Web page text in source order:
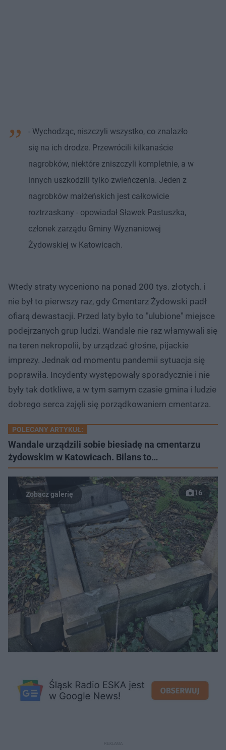
- Wychodząc, niszczyli wszystko, co znalazło
się na ich drodze. Przewrócili kilkanaście
nagrobków, niektóre zniszczyli kompletnie, a w
innych uszkodzili tylko zwieńczenia. Jeden z
nagrobków małżeńskich jest całkowicie
roztrzaskany - opowiadał Sławek Pastuszka,
członek zarządu Gminy Wyznaniowej
Żydowskiej w Katowicach.
Wtedy straty wyceniono na ponad 200 tys. złotych. i
nie był to pierwszy raz, gdy Cmentarz Żydowski padł
ofiarą dewastacji. Przed laty było to "ulubione" miejsce
podejrzanych grup ludzi. Wandale nie raz włamywali się
na teren nekropolii, by urządzać głośne, pijackie
imprezy. Jednak od momentu pandemii sytuacja się
poprawiła. Incydenty występowały sporadycznie i nie
były tak dotkliwe, a w tym samym czasie gmina i ludzie
dobrego serca zajęli się porządkowaniem cmentarza.
POLECANY ARTYKUŁ:
Wandale urządzili sobie biesiadę na cmentarzu
żydowskim w Katowicach. Bilans to…
16